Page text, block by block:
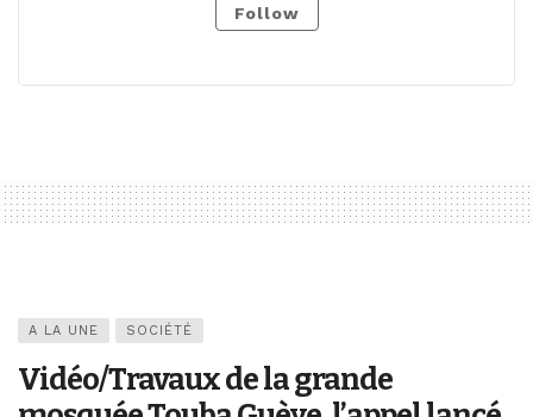
Follow
A LA UNE SOCIÉTÉ
Vidéo/Travaux de la grande